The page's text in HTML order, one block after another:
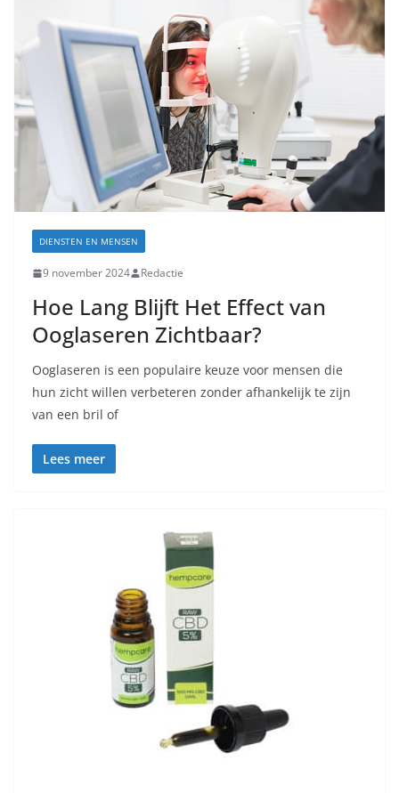
DIENSTEN EN MENSEN
9 november 2024 Redactie
Hoe Lang Blijft Het Effect van
Ooglaseren Zichtbaar?
Ooglaseren is een populaire keuze voor mensen die
hun zicht willen verbeteren zonder afhankelijk te zijn
van een bril of
Lees meer